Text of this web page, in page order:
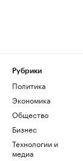
Рубрики
Политика
Экономика
Общество
Бизнес
Технологии и
медиа